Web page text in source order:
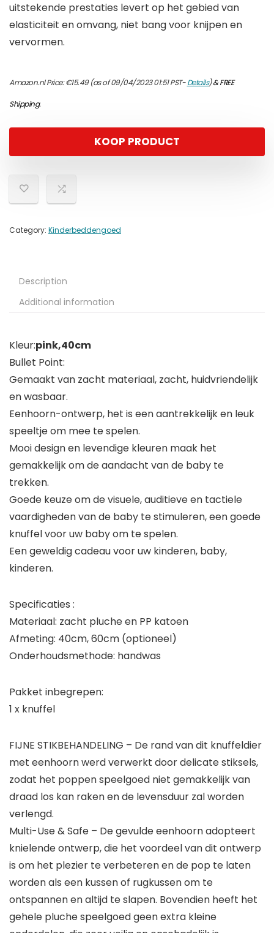
uitstekende prestaties levert op het gebied van
elasticiteit en omvang, niet bang voor knijpen en
vervormen.
Amazon.nl Price:€15.49(as of 09/04/2023 01:51 PST-Details)&FREE
Shipping.
KOOP PRODUCT
Category: Kinderbeddengoed
Description
Additional information
Kleur:pink,40cm
Bullet Point:
Gemaakt van zacht materiaal, zacht, huidvriendelijk
en wasbaar.
Eenhoorn-ontwerp, het is een aantrekkelijk en leuk
speeltje om mee te spelen.
Mooi design en levendige kleuren maak het
gemakkelijk om de aandacht van de baby te
trekken.
Goede keuze om de visuele, auditieve en tactiele
vaardigheden van de baby te stimuleren, een goede
knuffel voor uw baby om te spelen.
Een geweldig cadeau voor uw kinderen, baby,
kinderen.
Specificaties :
Materiaal: zacht pluche en PP katoen
Afmeting: 40cm, 60cm (optioneel)
Onderhoudsmethode: handwas
Pakket inbegrepen:
1 x knuffel
FIJNE STIKBEHANDELING – De rand van dit knuffeldier
met eenhoorn werd verwerkt door delicate stiksels,
zodat het poppen speelgoed niet gemakkelijk van
draad los kan raken en de levensduur zal worden
verlengd.
Multi-Use & Safe – De gevulde eenhoorn adopteert
knielende ontwerp, die het voordeel van dit ontwerp
is om het plezier te verbeteren en de pop te laten
worden als een kussen of rugkussen om te
ontspannen en altijd te slapen. Bovendien heeft het
gehele pluche speelgoed geen extra kleine